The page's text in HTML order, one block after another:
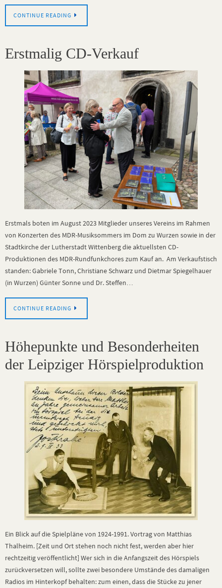
CONTINUE READING
Erstmalig CD-Verkauf
Erstmals boten im August 2023 Mitglieder unseres Vereins im Rahmen
von Konzerten des MDR-Musiksommers im Dom zu Wurzen sowie in der
Stadtkirche der Lutherstadt Wittenberg die aktuellsten CD-
Produktionen des MDR-Rundfunkchores zum Kauf an. Am Verkaufstisch
standen: Gabriele Tonn, Christiane Schwarz und Dietmar Spiegelhauer
(in Wurzen) Günter Sonne und Dr. Steffen…
CONTINUE READING
Höhepunkte und Besonderheiten
der Leipziger Hörspielproduktion
Ein Blick auf die Spielpläne von 1924-1991. Vortrag von Matthias
Thalheim. [Zeit und Ort stehen noch nicht fest, werden aber hier
rechtzeitig veröffentlicht] Wer sich in die Anfangszeit des Hörspiels
zurückversetzen will, sollte zwei besondere Umstände des damaligen
Radios im Hinterkopf behalten: zum einen, dass die Stücke zu jener